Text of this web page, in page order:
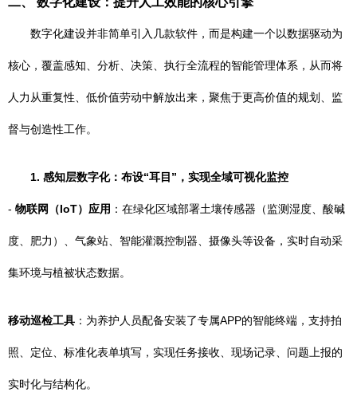
数字化建设并非简单引入几款软件，而是构建一个以数据驱动为
核心，覆盖感知、分析、决策、执行全流程的智能管理体系，从而将
人力从重复性、低价值劳动中解放出来，聚焦于更高价值的规划、监
督与创造性工作。
1. 感知层数字化：布设“耳目”，实现全域可视化监控
- 物联网（IoT）应用 ：在绿化区域部署土壤传感器（监测湿度、酸碱
度、肥力）、气象站、智能灌溉控制器、摄像头等设备，实时自动采
集环境与植被状态数据。
移动巡检工具 ：为养护人员配备安装了专属APP的智能终端，支持拍
照、定位、标准化表单填写，实现任务接收、现场记录、问题上报的
实时化与结构化。